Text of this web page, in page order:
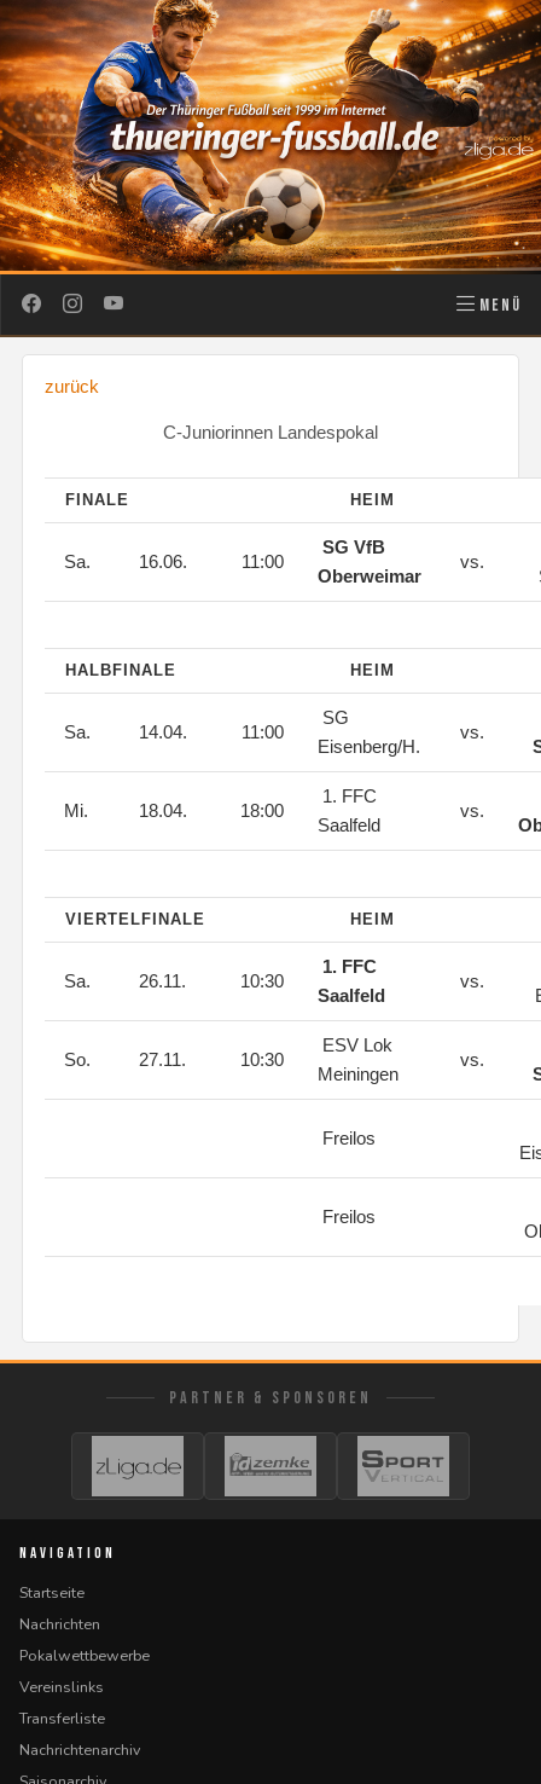
MENÜ
zurück
C-Juniorinnen Landespokal
FINALE HEIM
Sa. 16.06. 11:00
SG VfB
Oberweimar
vs.
HALBFINALE HEIM
Sa. 14.04. 11:00
SG
Eisenberg/H.
vs.
Mi. 18.04. 18:00
1. FFC
Saalfeld
vs.
VIERTELFINALE HEIM
Sa. 26.11. 10:30
1. FFC
Saalfeld
vs.
So. 27.11. 10:30
ESV Lok
Meiningen
vs.
Freilos
Freilos
PARTNER & SPONSOREN
NAVIGATION
Startseite
Nachrichten
Pokalwettbewerbe
Vereinslinks
Transferliste
Nachrichtenarchiv